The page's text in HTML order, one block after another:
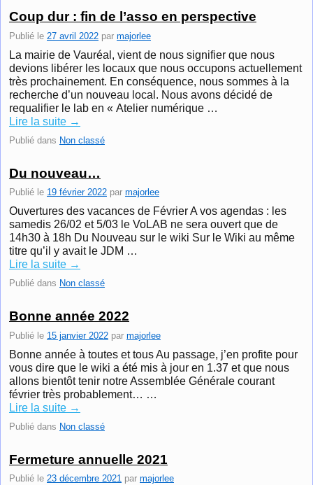
Coup dur : fin de l’asso en perspective
Publié le 27 avril 2022 par majorlee
La mairie de Vauréal, vient de nous signifier que nous
devions libérer les locaux que nous occupons actuellement
très prochainement. En conséquence, nous sommes à la
recherche d’un nouveau local. Nous avons décidé de
requalifier le lab en « Atelier numérique …
Lire la suite →
Publié dans Non classé
Du nouveau…
Publié le 19 février 2022 par majorlee
Ouvertures des vacances de Février A vos agendas : les
samedis 26/02 et 5/03 le VoLAB ne sera ouvert que de
14h30 à 18h Du Nouveau sur le wiki Sur le Wiki au même
titre qu’il y avait le JDM …
Lire la suite →
Publié dans Non classé
Bonne année 2022
Publié le 15 janvier 2022 par majorlee
Bonne année à toutes et tous Au passage, j’en profite pour
vous dire que le wiki a été mis à jour en 1.37 et que nous
allons bientôt tenir notre Assemblée Générale courant
février très probablement… …
Lire la suite →
Publié dans Non classé
Fermeture annuelle 2021
Publié le 23 décembre 2021 par majorlee